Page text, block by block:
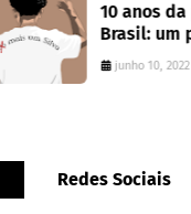
10 anos
Brasil: um
junho 10, 2022
Redes Sociais